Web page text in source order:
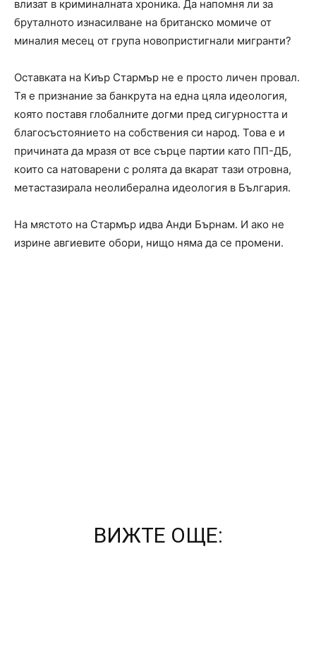
влизат в криминалната хроника. Да напомня ли за
бруталното изнасилване на британско момиче от
миналия месец от група новопристигнали мигранти?
Оставката на Киър Стармър не е просто личен провал.
Тя е признание за банкрута на една цяла идеология,
която поставя глобалните догми пред сигурността и
благосъстоянието на собствения си народ. Това е и
причината да мразя от все сърце партии като ПП-ДБ,
които са натоварени с ролята да вкарат тази отровна,
метастазирала неолиберална идеология в България.
На мястото на Стармър идва Анди Бърнам. И ако не
изрине авгиевите обори, нищо няма да се промени.
ВИЖТЕ ОЩЕ: